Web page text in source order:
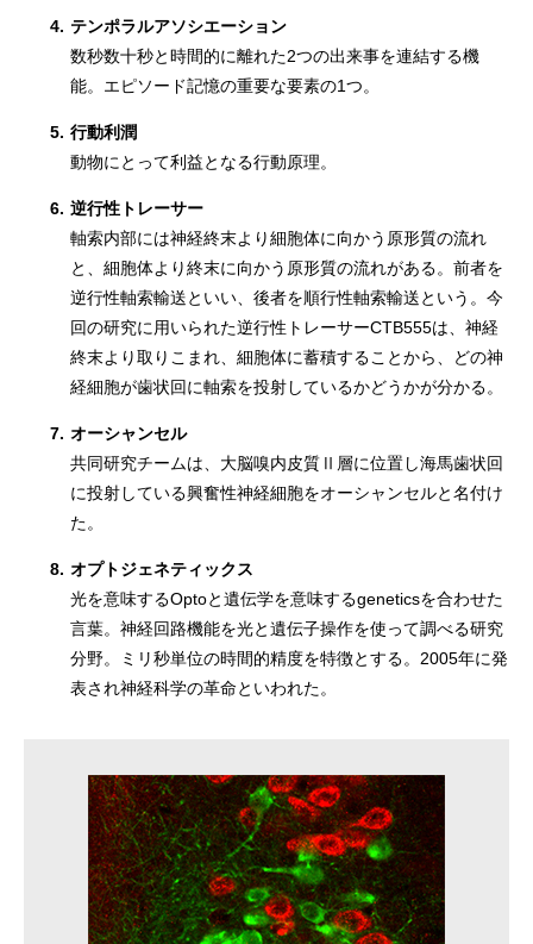
4. テンポラルアソシエーション
数秒数十秒と時間的に離れた2つの出来事を連結する機
能。エピソード記憶の重要な要素の1つ。
5. 行動利潤
動物にとって利益となる行動原理。
6. 逆行性トレーサー
軸索内部には神経終末より細胞体に向かう原形質の流れ
と、細胞体より終末に向かう原形質の流れがある。前者を
逆行性軸索輸送といい、後者を順行性軸索輸送という。今
回の研究に用いられた逆行性トレーサーCTB555は、神経
終末より取りこまれ、細胞体に蓄積することから、どの神
経細胞が歯状回に軸索を投射しているかどうかが分かる。
7. オーシャンセル
共同研究チームは、大脳嗅内皮質Ⅱ層に位置し海馬歯状回
に投射している興奮性神経細胞をオーシャンセルと名付け
た。
8. オプトジェネティックス
光を意味するOptoと遺伝学を意味するgeneticsを合わせた
言葉。神経回路機能を光と遺伝子操作を使って調べる研究
分野。ミリ秒単位の時間的精度を特徴とする。2005年に発
表され神経科学の革命といわれた。